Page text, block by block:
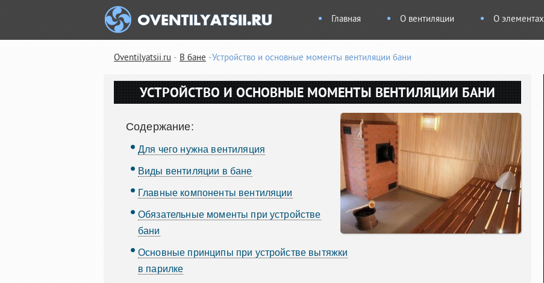
Главная О вентиляции О элементах
Oventilyatsii.ru В бане Устройство и основные моменты вентиляции бани
УСТРОЙСТВО И ОСНОВНЫЕ МОМЕНТЫ ВЕНТИЛЯЦИИ БАНИ
Содержание:
Для чего нужна вентиляция
Виды вентиляции в бане
Главные компоненты вентиляции
Обязательные моменты при устройстве
бани
Основные принципы при устройстве вытяжки
в парилке